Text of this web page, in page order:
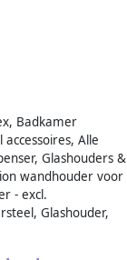
Badkamer
Alle
Glashouders &
wandhouder voor
- excl.
Glashouder,